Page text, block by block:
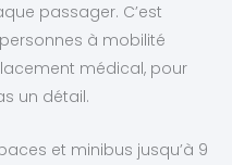
passager. C’est
à mobilité
médical, pour
un détail.
et minibus jusqu’à 9